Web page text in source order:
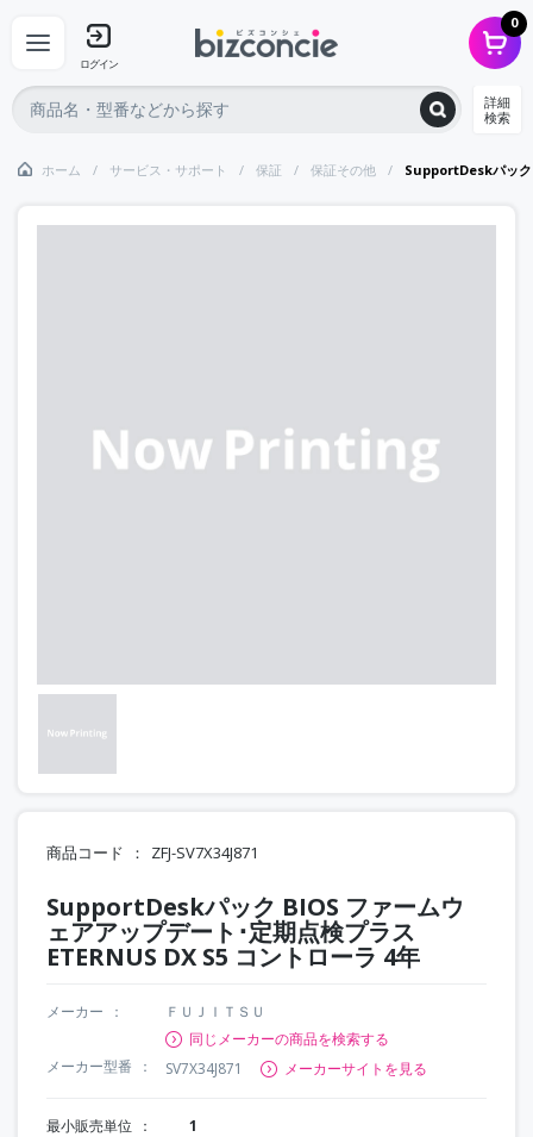
ログイン
0
詳細
検索
ホーム サービス・サポート 保証 保証その他 SupportDeskパック
商品コード ZFJ-SV7X34J871
SupportDeskパック BIOS ファームウ
ェアアップデート･定期点検プラス
ETERNUS DX S5 コントローラ 4年
メーカー
ＦＵＪＩＴＳＵ
同じメーカーの商品を検索する
メーカー型番
SV7X34J871 メーカーサイトを見る
最小販売単位 1